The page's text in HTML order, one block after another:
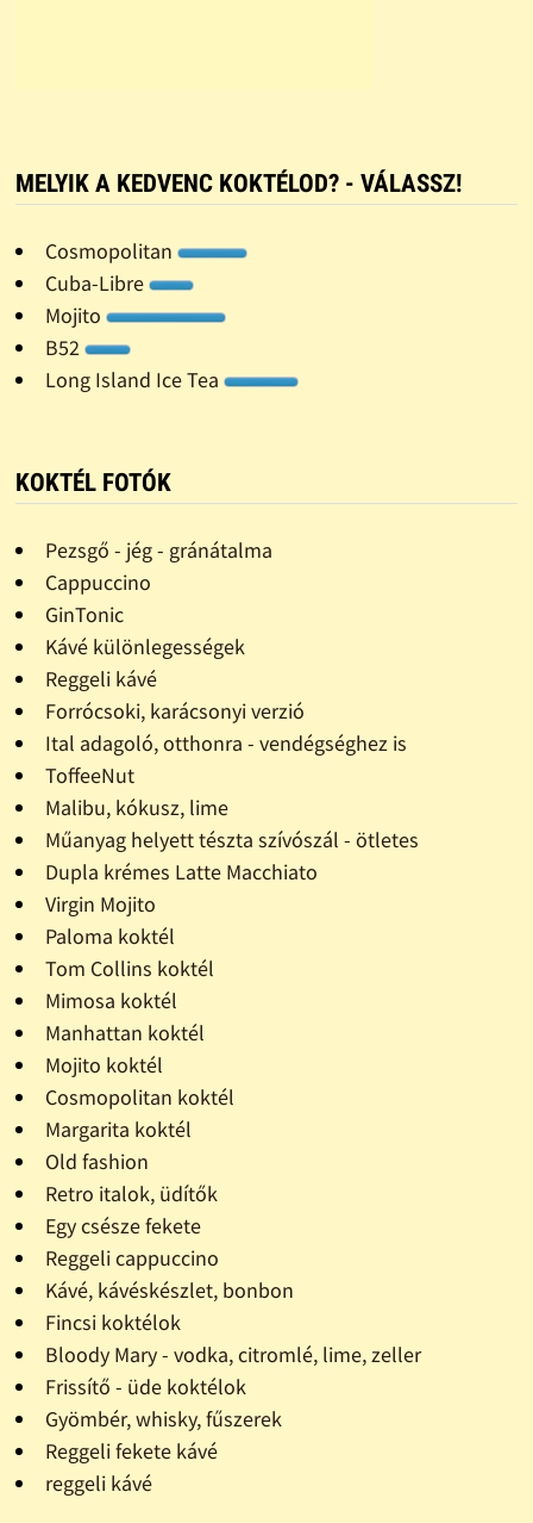
MELYIK A KEDVENC KOKTÉLOD? - VÁLASSZ!
Cosmopolitan
Cuba-Libre
Mojito
B52
Long Island Ice Tea
KOKTÉL FOTÓK
Pezsgő - jég - gránátalma
Cappuccino
GinTonic
Kávé különlegességek
Reggeli kávé
Forrócsoki, karácsonyi verzió
Ital adagoló, otthonra - vendégséghez is
ToffeeNut
Malibu, kókusz, lime
Műanyag helyett tészta szívószál - ötletes
Dupla krémes Latte Macchiato
Virgin Mojito
Paloma koktél
Tom Collins koktél
Mimosa koktél
Manhattan koktél
Mojito koktél
Cosmopolitan koktél
Margarita koktél
Old fashion
Retro italok, üdítők
Egy csésze fekete
Reggeli cappuccino
Kávé, kávéskészlet, bonbon
Fincsi koktélok
Bloody Mary - vodka, citromlé, lime, zeller
Frissítő - üde koktélok
Gyömbér, whisky, fűszerek
Reggeli fekete kávé
reggeli kávé